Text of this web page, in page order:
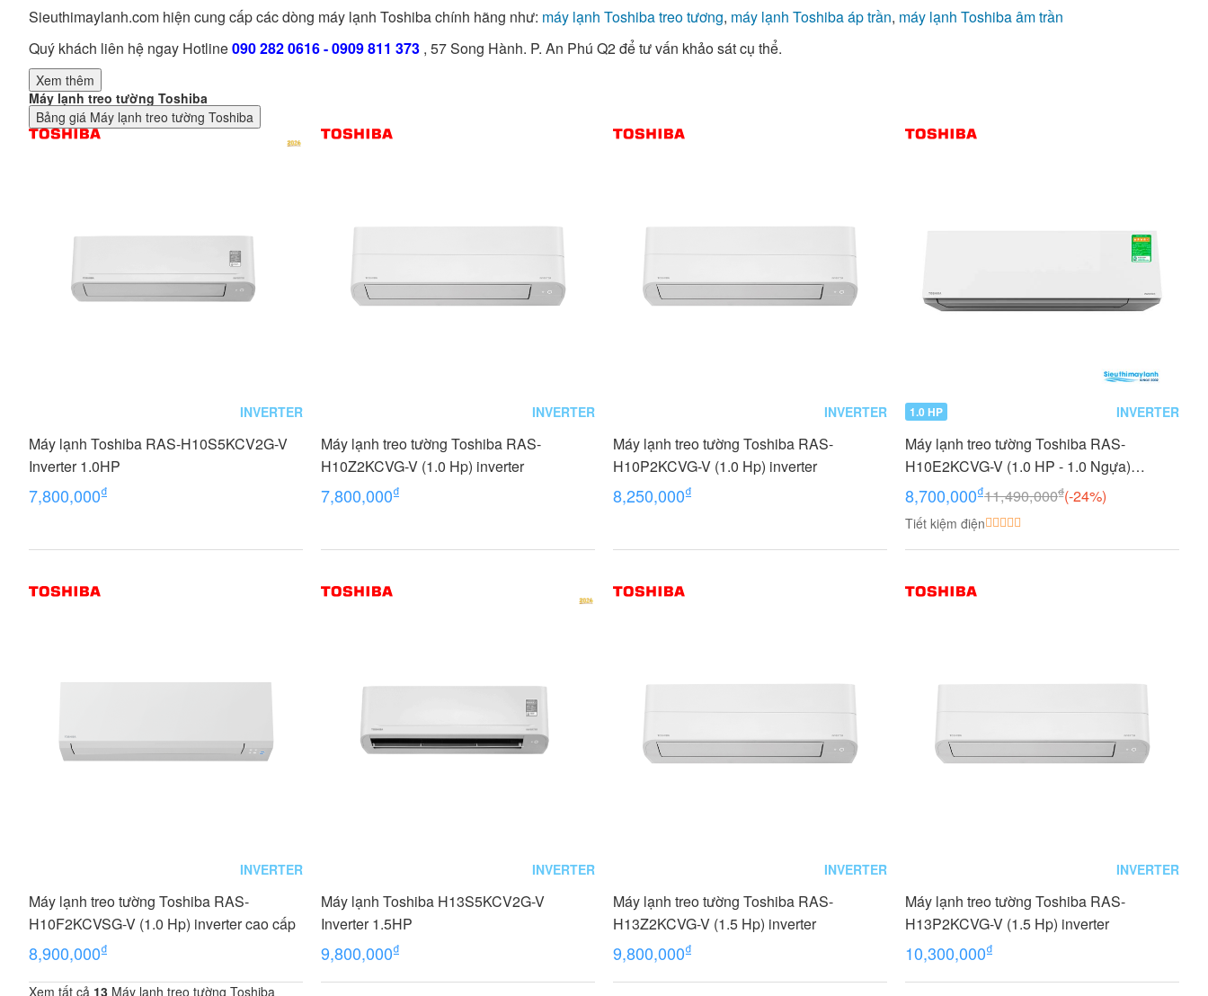
Sieuthimaylanh.com hiện cung cấp các dòng máy lạnh Toshiba chính hãng như: máy lạnh Toshiba treo tương, máy lạnh Toshiba áp trần, máy lạnh Toshiba âm trần
Quý khách liên hệ ngay Hotline090 282 0616-0909 811 373 , 57 Song Hành. P. An Phú Q2 để tư vấn khảo sát cụ thể.
Xem thêm
Máy lạnh treo tường Toshiba
Bảng giá Máy lạnh treo tường Toshiba
INVERTER
Máy lạnh Toshiba RAS-H10S5KCV2G-V
Inverter 1.0HP
7,800,000₫
INVERTER
Máy lạnh treo tường Toshiba RAS-
H10Z2KCVG-V (1.0 Hp) inverter
7,800,000₫
INVERTER
Máy lạnh treo tường Toshiba RAS-
H10P2KCVG-V (1.0 Hp) inverter
8,250,000₫
1.0 HP INVERTER
Máy lạnh treo tường Toshiba RAS-
H10E2KCVG-V (1.0 HP - 1.0 Ngựa)
Inverter
8,700,000₫11,490,000₫(-24%)
Tiết kiệm điện
INVERTER
Máy lạnh treo tường Toshiba RAS-
H10F2KCVSG-V (1.0 Hp) inverter cao cấp
8,900,000₫
INVERTER
Máy lạnh Toshiba H13S5KCV2G-V
Inverter 1.5HP
9,800,000₫
INVERTER
Máy lạnh treo tường Toshiba RAS-
H13Z2KCVG-V (1.5 Hp) inverter
9,800,000₫
INVERTER
Máy lạnh treo tường Toshiba RAS-
H13P2KCVG-V (1.5 Hp) inverter
10,300,000₫
Xem tất cả 13 Máy lạnh treo tường Toshiba